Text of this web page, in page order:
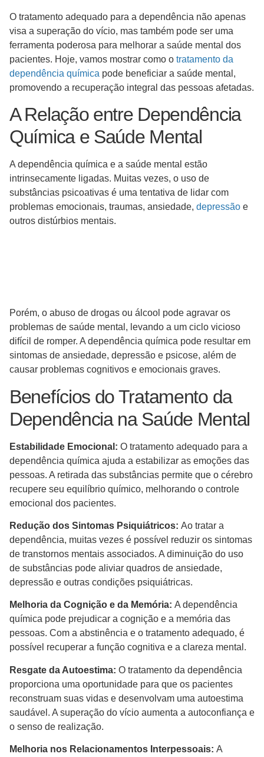
O tratamento adequado para a dependência não apenas
visa a superação do vício, mas também pode ser uma
ferramenta poderosa para melhorar a saúde mental dos
pacientes. Hoje, vamos mostrar como o tratamento da
dependência química pode beneficiar a saúde mental,
promovendo a recuperação integral das pessoas afetadas.
A Relação entre Dependência
Química e Saúde Mental
A dependência química e a saúde mental estão
intrinsecamente ligadas. Muitas vezes, o uso de
substâncias psicoativas é uma tentativa de lidar com
problemas emocionais, traumas, ansiedade, depressão e
outros distúrbios mentais.
Porém, o abuso de drogas ou álcool pode agravar os
problemas de saúde mental, levando a um ciclo vicioso
difícil de romper. A dependência química pode resultar em
sintomas de ansiedade, depressão e psicose, além de
causar problemas cognitivos e emocionais graves.
Benefícios do Tratamento da
Dependência na Saúde Mental
Estabilidade Emocional: O tratamento adequado para a
dependência química ajuda a estabilizar as emoções das
pessoas. A retirada das substâncias permite que o cérebro
recupere seu equilíbrio químico, melhorando o controle
emocional dos pacientes.
Redução dos Sintomas Psiquiátricos: Ao tratar a
dependência, muitas vezes é possível reduzir os sintomas
de transtornos mentais associados. A diminuição do uso
de substâncias pode aliviar quadros de ansiedade,
depressão e outras condições psiquiátricas.
Melhoria da Cognição e da Memória: A dependência
química pode prejudicar a cognição e a memória das
pessoas. Com a abstinência e o tratamento adequado, é
possível recuperar a função cognitiva e a clareza mental.
Resgate da Autoestima: O tratamento da dependência
proporciona uma oportunidade para que os pacientes
reconstruam suas vidas e desenvolvam uma autoestima
saudável. A superação do vício aumenta a autoconfiança e
o senso de realização.
Melhoria nos Relacionamentos Interpessoais: A